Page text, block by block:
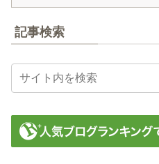
記事検索